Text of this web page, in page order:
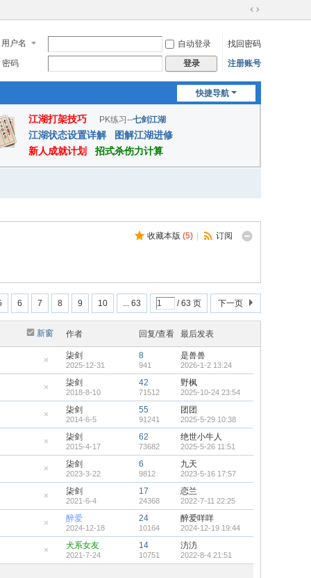
切
到
宽
用户名 自动登录
找回密码
密码
登录 注册账号
快捷导航
江湖打架技巧 PK练习--七剑江湖
江湖状态设置详解
图解江湖进修
新人成就计划
招式杀伤力计算
收藏本版 (5) 订阅
6 7 8 9 10 ... 63 / 63 页 下一页
新窗 作者 回复/查看 最后发表
藏
置
帖
柒剑
2025-12-31
8
941
是兽兽
2026-1-2 13:24
藏
置
帖
柒剑
2018-8-10
42
71512
野枫
2025-10-24 23:54
藏
置
帖
柒剑
2014-6-5
55
91241
团团
2025-5-29 10:38
藏
置
帖
柒剑
2015-4-17
62
73682
绝世小牛人
2025-5-26 11:51
藏
置
帖
柒剑
2023-3-22
6
9812
九天
2023-5-16 17:57
藏
置
帖
柒剑
2021-6-4
17
24368
恋兰
2022-7-11 22:25
藏
置
帖
醉爱
2024-12-18
24
10164
醉爱咩咩
2024-12-19 19:44
藏
犬系女友
2021-7-24
14
10751
汸汸
2022-8-4 21:51